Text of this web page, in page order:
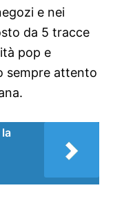
e nei
da 5 tracce
pop e
sempre attento